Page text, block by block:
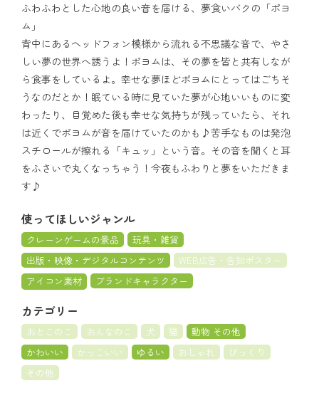
ふわふわとした心地の良い音を届ける、夢食いバクの「ポヨ
ム」
背中にあるヘッドフォン模様から流れる不思議な音で、やさ
しい夢の世界へ誘うよ！ポヨムは、その夢を皆と共有しなが
ら食事をしているよ。幸せな夢ほどポヨムにとってはごちそ
うなのだとか！眠ている時に見ていた夢が心地いいものに変
わったり、目覚めた後も幸せな気持ちが残っていたら、それ
は近くでポヨムが音を届けていたのかも♪苦手なものは発泡
スチロールが擦れる「キュッ」という音。その音を聞くと耳
をふさいで丸くなっちゃう！今夜もふわりと夢をいただきま
す♪
使ってほしいジャンル
クレーンゲームの景品
玩具・雑貨
出版・映像・デジタルコンテンツ
WEB広告・告知ポスター
アイコン素材
ブランドキャラクター
カテゴリー
おとこのこ おんなのこ 犬 猫
動物 その他
かわいい
かっこいい ゆるい おしゃれ
びっくり
その他